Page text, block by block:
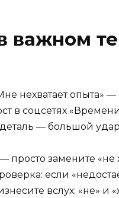
важном
нехватает опыта» —
в соцсетях
— большой
замените «не
если
вслух: «не» и